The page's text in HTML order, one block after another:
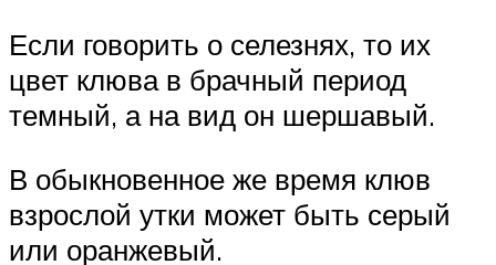
Если говорить о селезнях, то их
цвет клюва в брачный период
темный, а на вид он шершавый.
В обыкновенное же время клюв
взрослой утки может быть серый
или оранжевый.